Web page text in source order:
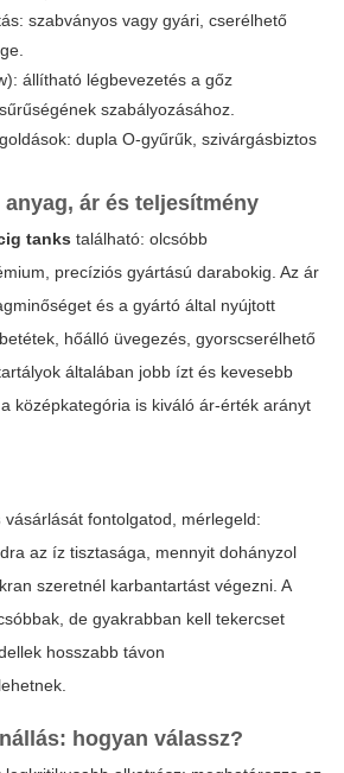
szabványos vagy gyári, cserélhető
állítható légbevezetés a gőz
szabályozásához.
dupla O-gyűrűk, szivárgásbiztos
ár és teljesítmény
tanks található: olcsóbb
precíziós gyártású darabokig. Az ár
és a gyártó által nyújtott
hőálló üvegezés, gyorscserélhető
általában jobb ízt és kevesebb
középkategória is kiváló ár-érték arányt
vásárlását fontolgatod, mérlegeld:
az íz tisztasága, mennyit dohányzol
szeretnél karbantartást végezni. A
de gyakrabban kell tekercset
hosszabb távon
hogyan válassz?